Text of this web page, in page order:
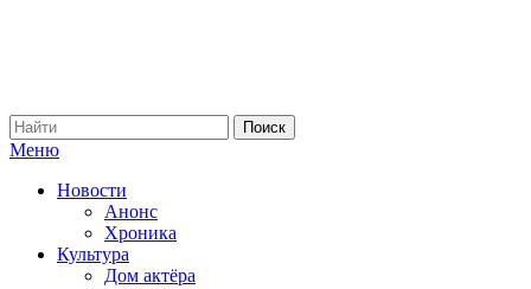
Меню
Новости
Анонс
Хроника
Культура
Дом актёра